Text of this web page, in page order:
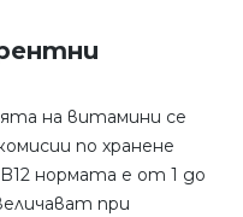
на витамини се
по хранене
нормата е от 1 до
при